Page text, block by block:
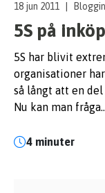
18 jun 2011
5S på
5S har blivit
organisationer
så långt att en
Nu kan man
4 minuter